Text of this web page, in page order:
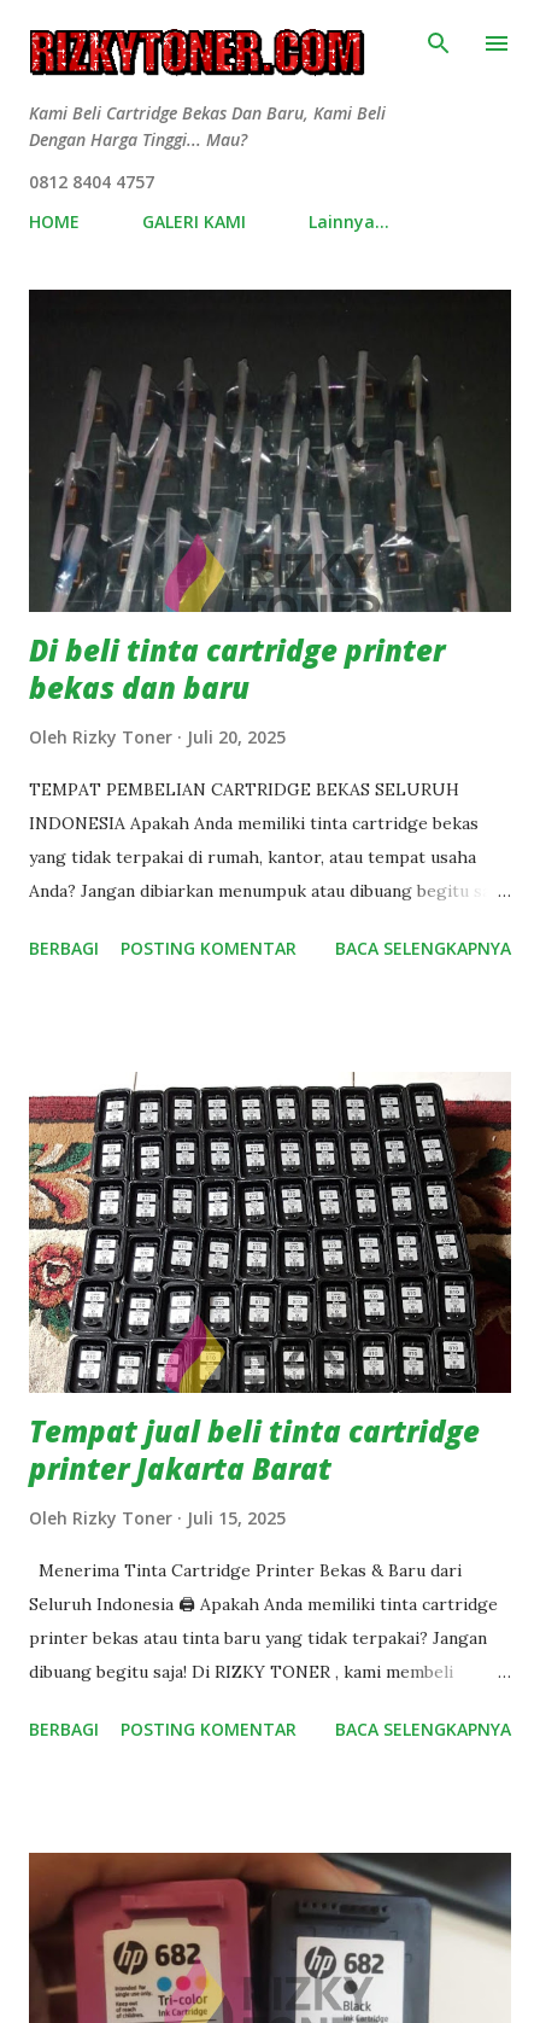
Langsung ke konten utama
Kami Beli Cartridge Bekas Dan Baru, Kami Beli
Dengan Harga Tinggi... Mau?
0812 8404 4757
HOME
GALERI KAMI Lainnya…
Di beli tinta cartridge printer
bekas dan baru
Oleh Rizky Toner Juli 20, 2025
TEMPAT PEMBELIAN CARTRIDGE BEKAS SELURUH
INDONESIA Apakah Anda memiliki tinta cartridge bekas
yang tidak terpakai di rumah, kantor, atau tempat usaha
Anda? Jangan dibiarkan menumpuk atau dibuang begitu saja.
dengan cara yang menguntungkan. Kami adalah pembeli
maupun partai besar. 💡 Mengapa Anda Harus Menjual ke
Rizky Toner? ✔ Terima Semua Merek dan Tipe Populer ✔
Proses Mudah & Praktis ✔ Pembayaran Langsung Setelah
Dicek ✔ Menjangkau Seluruh Indonesia ✔ Terima Partai
Kecil & Besar 📦 Jangan Buang, Jual Saja! Dengan menjual
cartridge bekas Anda ke Rizky Toner, Anda tidak hanya
mendapatkan penghasilan tambahan, tetapi juga membantu
menjaga lingkungan dari limbah elektronik. 🟦 Hubungi
Kami Sekarang! 📲 WhatsApp: 0812-8404-4757
BERBAGI POSTING KOMENTAR BACA SELENGKAPNYA
Tempat jual beli tinta cartridge
printer Jakarta Barat
Oleh Rizky Toner Juli 15, 2025
Menerima Tinta Cartridge Printer Bekas & Baru dari
Seluruh Indonesia 🖨️ Apakah Anda memiliki tinta cartridge
printer bekas atau tinta baru yang tidak terpakai? Jangan
dibuang begitu saja! Di RIZKY TONER , kami membeli
dan proses yang mudah. 🔹 Apa yang Kami Terima? Kami
745/746, 810/811. dan sejenisnya -HP 680, 802, 703, 682,
803, 678, 704, 62, 46. dll -Epson, Brother, dan berbagai tipe
lainnya kondisi baru original 🔹 Keunggulan Layanan RIZKY
TONER: ✅ Melayani jemput ke alamat Anda (khusus area
DKI-Jakarta) ✅ Kirim via ekspedisi juga bisa untuk luar
BERBAGI POSTING KOMENTAR BACA SELENGKAPNYA